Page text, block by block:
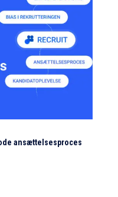
ansættelsesproces